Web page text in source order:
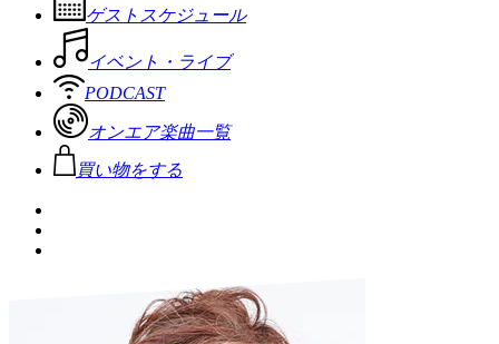
ゲストスケジュール
イベント・ライブ
PODCAST
オンエア楽曲一覧
買い物をする